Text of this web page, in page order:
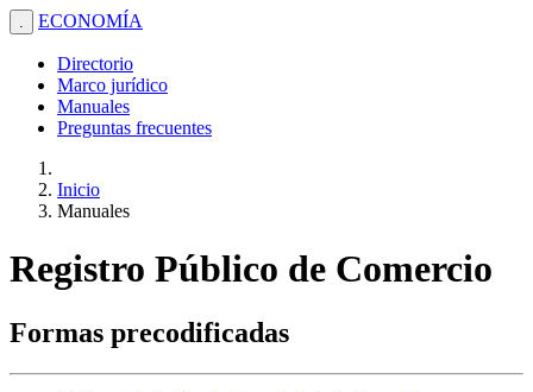
. ECONOMÍA
Directorio
Marco jurídico
Manuales
Preguntas frecuentes
Inicio
Manuales
Registro Público de Comercio
Formas precodificadas